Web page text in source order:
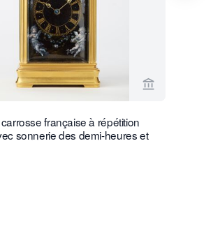
Voir la page
française à répétition
sonnerie des demi-heures et